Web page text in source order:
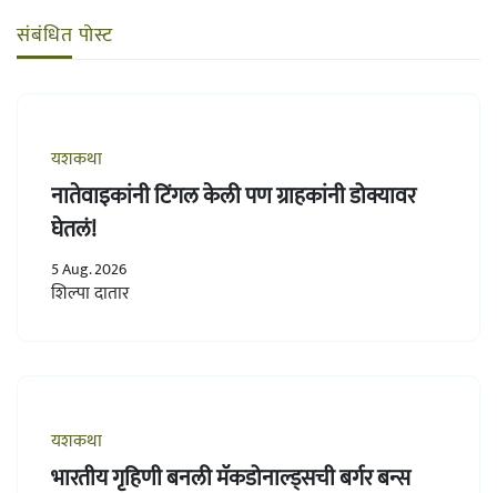
संबंधित पोस्ट
यशकथा
नातेवाइकांनी टिंगल केली पण ग्राहकांनी डोक्यावर
घेतलं!
5 Aug. 2026
शिल्पा दातार
यशकथा
भारतीय गृहिणी बनली मॅकडोनाल्ड्सची बर्गर बन्स